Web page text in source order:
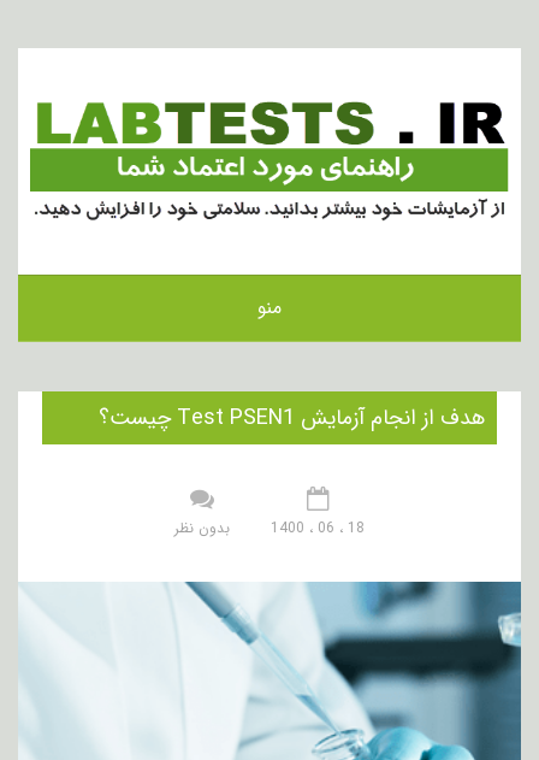
منو
هدف از انجام آزمایش Test PSEN1 چیست؟
18 ، 06 ، 1400 بدون نظر